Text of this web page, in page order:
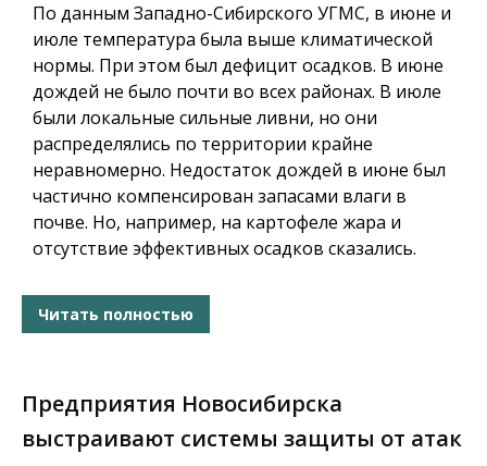
По данным Западно-Сибирского УГМС, в июне и
июле температура была выше климатической
нормы. При этом был дефицит осадков. В июне
дождей не было почти во всех районах. В июле
были локальные сильные ливни, но они
распределялись по территории крайне
неравномерно. Недостаток дождей в июне был
частично компенсирован запасами влаги в
почве. Но, например, на картофеле жара и
отсутствие эффективных осадков сказались.
Читать полностью
Предприятия Новосибирска
выстраивают системы защиты от атак